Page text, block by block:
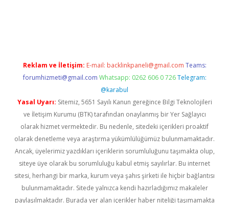
Reklam ve İletişim: E-mail: backlinkpaneli@gmail.com Teams:
forumhizmeti@gmail.com Whatsapp: 0262 606 0 726 Telegram:
@karabul
Yasal Uyarı: Sitemiz, 5651 Sayılı Kanun gereğince Bilgi Teknolojileri
ve İletişim Kurumu (BTK) tarafından onaylanmış bir Yer Sağlayıcı
olarak hizmet vermektedir. Bu nedenle, sitedeki içerikleri proaktif
olarak denetleme veya araştırma yükümlülüğümüz bulunmamaktadır.
Ancak, üyelerimiz yazdıkları içeriklerin sorumluluğunu taşımakta olup,
siteye üye olarak bu sorumluluğu kabul etmiş sayılırlar. Bu internet
sitesi, herhangi bir marka, kurum veya şahıs şirketi ile hiçbir bağlantısı
bulunmamaktadır. Sitede yalnızca kendi hazırladığımız makaleler
paylaşılmaktadır. Burada yer alan içerikler haber niteliği taşımamakta